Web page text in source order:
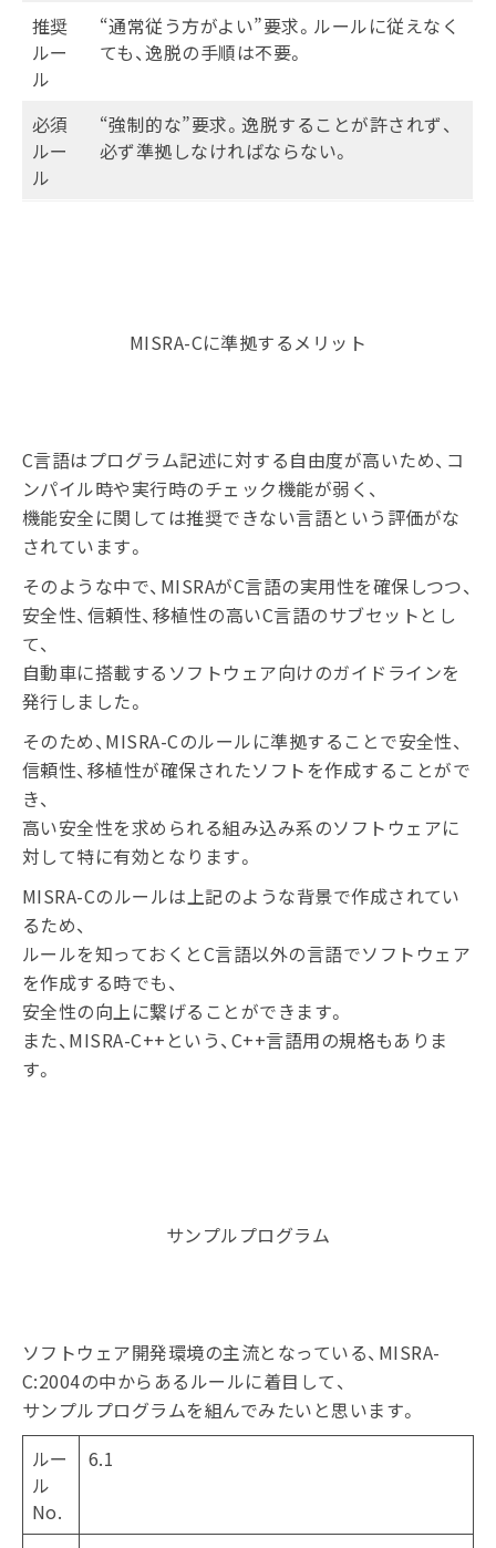
推奨
ルー
ル
“通常従う方がよい”要求。ルールに従えなく
ても、逸脱の手順は不要。
必須
ルー
ル
“強制的な”要求。逸脱することが許されず、
必ず準拠しなければならない。
MISRA-Cに準拠するメリット
C言語はプログラム記述に対する自由度が高いため、コ
ンパイル時や実行時のチェック機能が弱く、
機能安全に関しては推奨できない言語という評価がな
されています。
そのような中で、MISRAがC言語の実用性を確保しつつ、
安全性、信頼性、移植性の高いC言語のサブセットとし
て、
自動車に搭載するソフトウェア向けのガイドラインを
発行しました。
そのため、MISRA-Cのルールに準拠することで安全性、
信頼性、移植性が確保されたソフトを作成することがで
き、
高い安全性を求められる組み込み系のソフトウェアに
対して特に有効となります。
MISRA-Cのルールは上記のような背景で作成されてい
るため、
ルールを知っておくとC言語以外の言語でソフトウェア
を作成する時でも、
安全性の向上に繋げることができます。
また、MISRA-C++という、C++言語用の規格もありま
す。
サンプルプログラム
ソフトウェア開発環境の主流となっている、MISRA-
C:2004の中からあるルールに着目して、
サンプルプログラムを組んでみたいと思います。
ルー
ル
No.
6.1